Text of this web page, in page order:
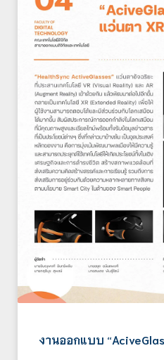
งานออกแบบ